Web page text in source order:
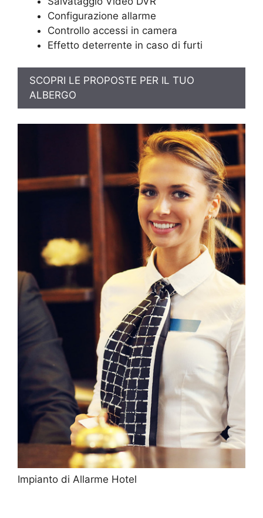
Configurazione allarme
Controllo accessi in camera
Effetto deterrente in caso di furti
SCOPRI LE PROPOSTE PER IL TUO
ALBERGO
Impianto di Allarme Hotel